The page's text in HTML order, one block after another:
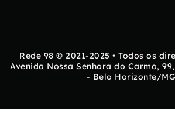
Rede 98 © 2021-2025 • Todos os
Avenida Nossa Senhora do Carmo,
- Belo Horizonte/MG